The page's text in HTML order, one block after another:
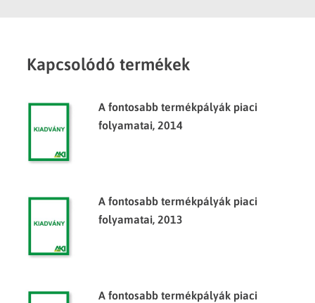
Kapcsolódó termékek
A fontosabb termékpályák piaci
folyamatai, 2014
A fontosabb termékpályák piaci
folyamatai, 2013
A fontosabb termékpályák piaci